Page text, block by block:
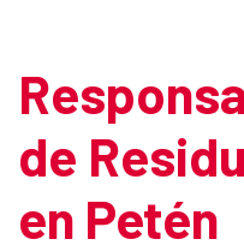
de
en Petén